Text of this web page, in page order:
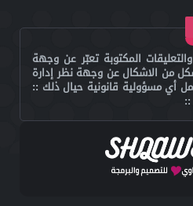
المكتوبة تعبّر عن وجهة
من الاشكال عن وجهة نظر إدارة
أي مسؤولية قانونية حيال ذلك ::